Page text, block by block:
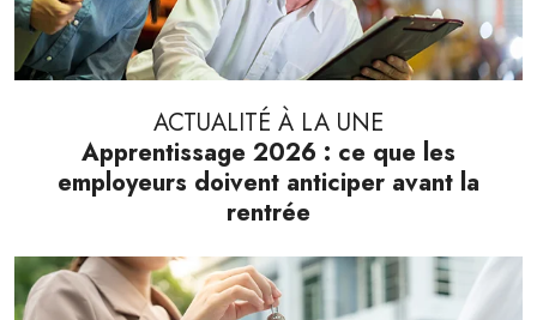
ACTUALITÉ À LA UNE
Apprentissage 2026 : ce que les
employeurs doivent anticiper avant la
rentrée